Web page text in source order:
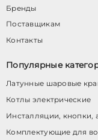
Бренды
Поставщикам
Контакты
Популярные
Латунные шаровые
Котлы электрические
Инсталляции, кнопки,
Комплектующие для